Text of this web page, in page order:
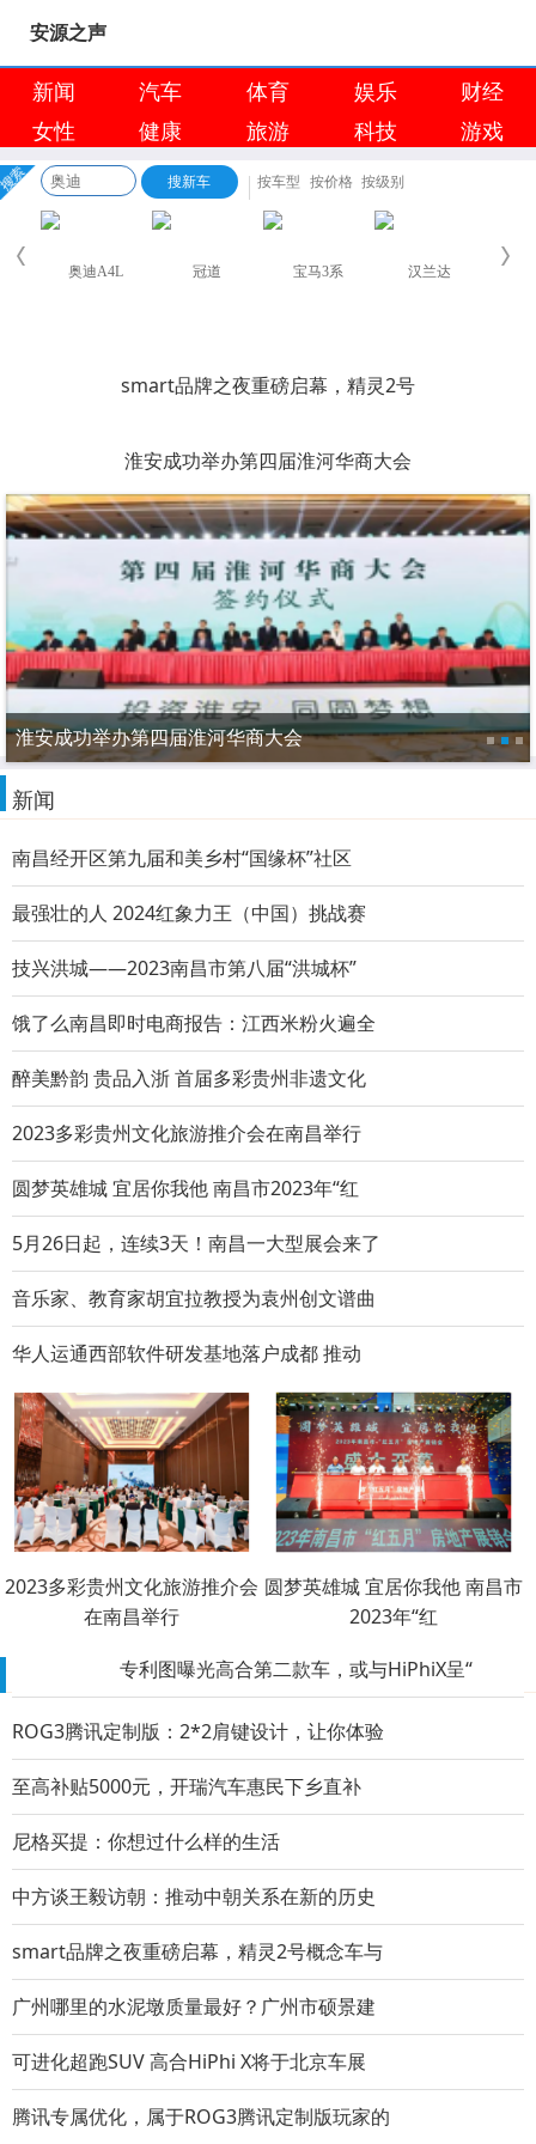
安源之声
新闻 汽车 体育 娱乐
财经
女性
健康 旅游 科技 游戏
smart品牌之夜重磅启幕，精灵2号
淮安成功举办第四届淮河华商大会
淮安成功举办第四届淮河华商大会
新闻
南昌经开区第九届和美乡村“国缘杯”社区
最强壮的人 2024红象力王（中国）挑战赛
技兴洪城——2023南昌市第八届“洪城杯”
饿了么南昌即时电商报告：江西米粉火遍全
醉美黔韵 贵品入浙 首届多彩贵州非遗文化
2023多彩贵州文化旅游推介会在南昌举行
圆梦英雄城 宜居你我他 南昌市2023年“红
5月26日起，连续3天！南昌一大型展会来了
音乐家、教育家胡宜拉教授为袁州创文谱曲
华人运通西部软件研发基地落户成都 推动
2023多彩贵州文化旅游推介会
在南昌举行
圆梦英雄城 宜居你我他 南昌市
2023年“红
专利图曝光高合第二款车，或与HiPhiX呈“
装配式建筑ACC墙板得到央视名嘴韩乔生盛
重回红军长征集结地 妙可蓝多于都捐赠彰
高合汽车HiPhiX如期开启量产交付
高合汽车发布1000公里电池包升能服务及Hi
打工人必备的免费透明底图片素材网站
千氧气垫 鎏金此刻 挚爱臻选
品味折叠 探索未来 三星Galaxy Z Fold2 5
高合汽车“喊话”特斯拉全网瞩目 HiPhi X
ROG3腾讯定制版：2*2肩键设计，让你体验
至高补贴5000元，开瑞汽车惠民下乡直补
尼格买提：你想过什么样的生活
中方谈王毅访朝：推动中朝关系在新的历史
smart品牌之夜重磅启幕，精灵2号概念车与
广州哪里的水泥墩质量最好？广州市硕景建
可进化超跑SUV 高合HiPhi X将于北京车展
腾讯专属优化，属于ROG3腾讯定制版玩家的